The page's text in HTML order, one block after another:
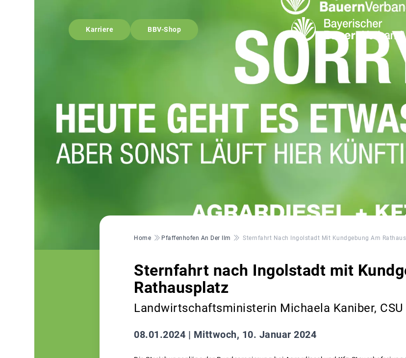
Karriere BBV-Shop
Pfadnavigation
Home Pfaffenhofen An Der Ilm Sternfahrt Nach Ingolstadt Mit Kundgebung Am
Sternfahrt nach Ingolstadt mit
Rathausplatz
Landwirtschaftsministerin Michaela Kaniber, CSU
08.01.2024 | Mittwoch, 10. Januar 2024